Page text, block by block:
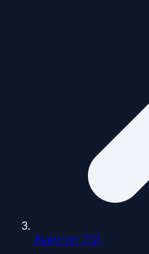
Aveyron (12)